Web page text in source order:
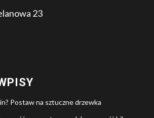
23
Postaw na sztuczne drzewka